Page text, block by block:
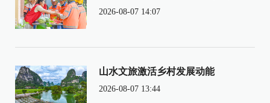
2026-08-07 14:07
山水文旅激活乡村发展动能
2026-08-07 13:44